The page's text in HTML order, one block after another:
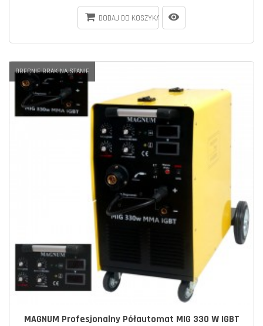
DODAJ DO KOSZYKA
MAGNUM Profesjonalny Półautomat MIG 330 W IGBT
OBECNIE BRAK NA STANIE